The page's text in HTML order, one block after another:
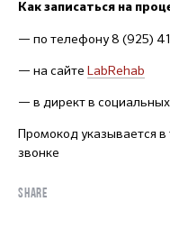
Как записаться на
— по телефону 8 (925)
— на сайте LabRehab
— в директ в социальных
Промокод указывается
звонке
SHARE